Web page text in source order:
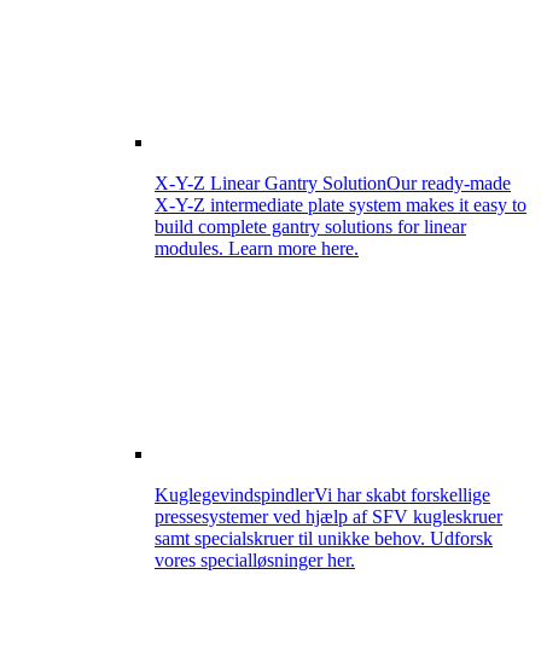
X-Y-Z Linear Gantry SolutionOur ready-made
X-Y-Z intermediate plate system makes it easy to
build complete gantry solutions for linear
modules. Learn more here.
KuglegevindspindlerVi har skabt forskellige
pressesystemer ved hjælp af SFV kugleskruer
samt specialskruer til unikke behov. Udforsk
vores specialløsninger her.